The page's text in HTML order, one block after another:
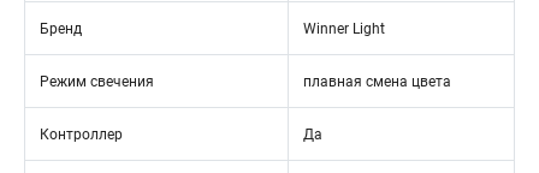
Бренд Winner Light
Режим свечения плавная смена цвета
Контроллер Да